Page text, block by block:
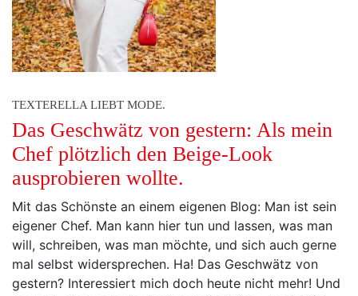
Das Geschwätz von gestern: Als mein
Chef plötzlich den Beige-Look
ausprobieren wollte.
Mit das Schönste an einem eigenen Blog: Man ist sein
eigener Chef. Man kann hier tun und lassen, was man
will, schreiben, was man möchte, und sich auch gerne
mal selbst widersprechen. Ha! Das Geschwätz von
gestern? Interessiert mich doch heute nicht mehr! Und